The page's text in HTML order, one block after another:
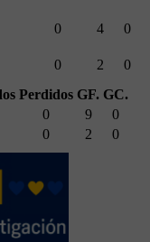
0 4
0
0 2
0
Perdidos GF. GC.
0 9
0
0 2 0